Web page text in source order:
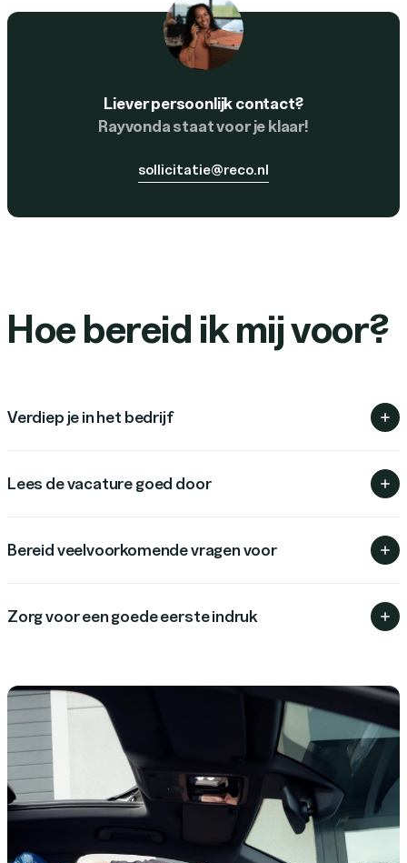
Liever persoonlijk contact?
Rayvonda staat voor je klaar!
sollicitatie@reco.nl
Hoe bereid ik mij voor?
Verdiep je in het bedrijf
Lees de vacature goed door
Bereid veelvoorkomende vragen voor
Zorg voor een goede eerste indruk